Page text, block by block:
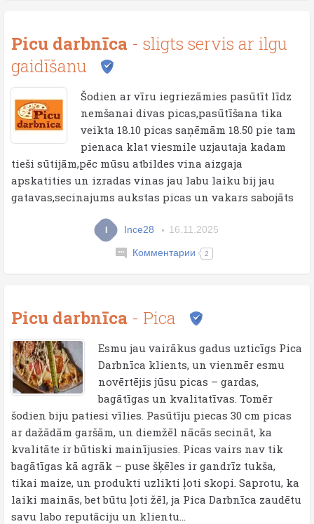
Picu darbnīca - sligts servis ar ilgu
gaidīšanu
Šodien ar vīru iegriezāmies pasūtīt līdz
nemšanai divas picas,pasūtīšana tika
veikta 18.10 picas saņēmām 18.50 pie tam
pienaca klat viesmile uzjautaja kadam
tieši sūtijām,pēc mūsu atbildes vina aizgaja
apskatities un izradas vinas jau labu laiku bij jau
gatavas,secinajums aukstas picas un vakars sabojāts
Ince28 16.11.2025
Комментарии 2
Picu darbnīca - Pica
Esmu jau vairākus gadus uzticīgs Pica
Darbnīca klients, un vienmēr esmu
novērtējis jūsu picas – gardas,
bagātīgas un kvalitatīvas. Tomēr
šodien biju patiesi vīlies. Pasūtīju piecas 30 cm picas
ar dažādām garšām, un diemžēl nācās secināt, ka
kvalitāte ir būtiski mainījusies. Picas vairs nav tik
bagātīgas kā agrāk – puse šķēles ir gandrīz tukša,
tikai maize, un produkti uzlikti ļoti skopi. Saprotu, ka
laiki mainās, bet būtu ļoti žēl, ja Pica Darbnīca zaudētu
savu labo reputāciju un klientu...